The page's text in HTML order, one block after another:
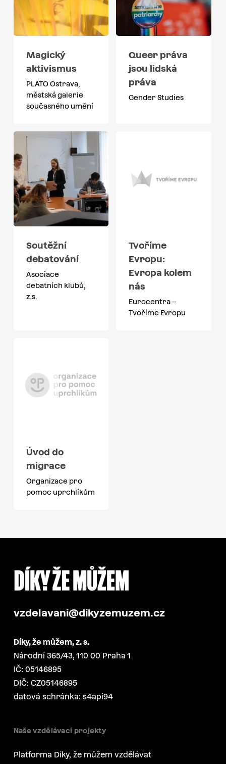
Magický
aktivismus
PLATO Ostrava,
městská galerie
současného umění
Queer práva
jsou lidská
práva
Gender Studies
Soutěžní
debatování
Asociace
debatních klubů,
z.s.
Tvoříme
Evropu:
Evropa kolem
nás
Eurocentra –
Tvoříme Evropu
Úvod do
migrace
Organizace pro
pomoc uprchlíkům
vzdelavani@dikyzemuzem.cz
Díky, že můžem, z. s.
Národní 365/43, 110 00 Praha 1
IČ: 05146895
DIČ: CZ05146895
datová schránka: s4api94
Naše vzdělávací projekty
Platforma Díky, že můžem vzdělávat